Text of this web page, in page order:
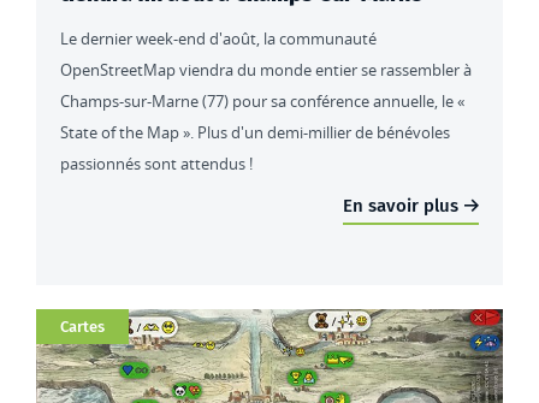
Le dernier week-end d'août, la communauté
OpenStreetMap viendra du monde entier se rassembler à
Champs-sur-Marne (77) pour sa conférence annuelle, le «
State of the Map ». Plus d'un demi-millier de bénévoles
passionnés sont attendus !
En savoir plus
Catégorie
Cartes